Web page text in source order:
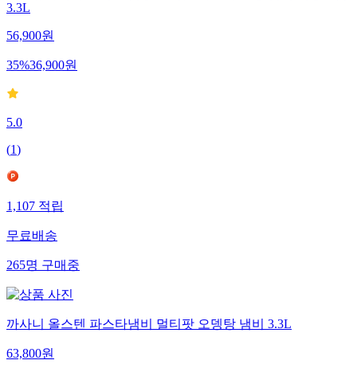
3.3L
56,900원
35%36,900원
5.0
(1)
1,107 적립
무료배송
265명 구매중
까사니 올스텐 파스타냄비 멀티팟 오뎅탕 냄비 3.3L
63,800원